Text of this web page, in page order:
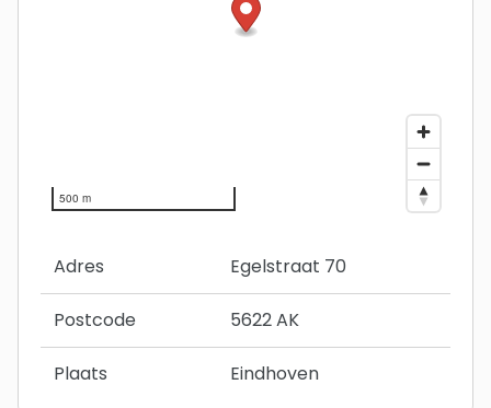
500 m
Adres Egelstraat 70
Postcode 5622 AK
Plaats Eindhoven